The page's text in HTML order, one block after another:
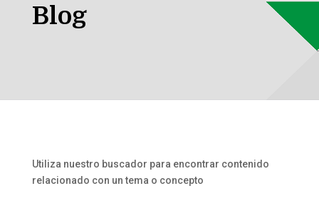
Blog
Utiliza nuestro buscador para encontrar contenido
relacionado con un tema o concepto